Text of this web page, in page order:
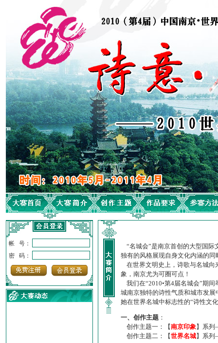
帐 号：
密 码：
“名城会”是南京首创的大型国际
独有的风格展现自身文化内涵的
在世界文明史上，诗歌与名城向
象，南京尤为可圈可点！
我们在“2010•第4届名城会”期
城南京独特的诗性气质和城市发
她在世界名城中标志性的“诗性文
一、创作主题 ：
创作主题一：【南京印象】系
创作主题二：【世界名城】系